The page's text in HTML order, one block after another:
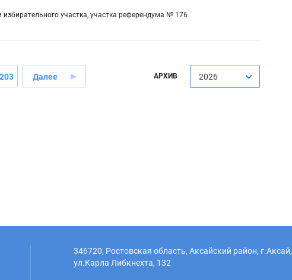
участка, участка референдума № 176
203 Далее АРХИВ 2026
346720, Ростовская область, Аксайский район, г.Аксай,
ул.Карла Либкнехта, 132